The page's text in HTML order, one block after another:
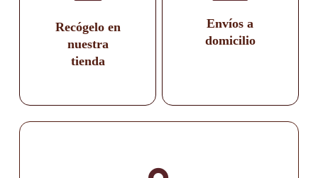
Recógelo en
nuestra
tienda
Envíos a
domicilio